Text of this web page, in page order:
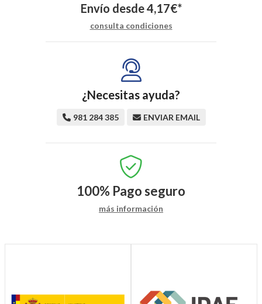
Envío desde4,17€*
consulta condiciones
¿Necesitas ayuda?
981 284 385 ENVIAR EMAIL
100% Pago seguro
más información